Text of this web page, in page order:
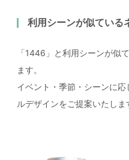
利用シーンが似ている
「1446」と利用シーンが似
ます。
イベント・季節・シーンに
ルデザインをご提案いたしま